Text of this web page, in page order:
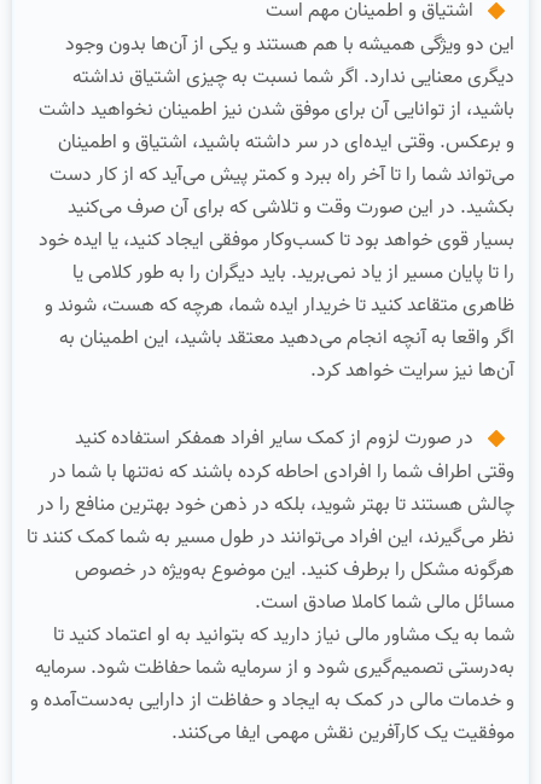
اشتیاق و اطمینان مهم است
این دو ویژگی همیشه با هم هستند و یکی از آن‌ها بدون وجود
دیگری معنایی ندارد. اگر شما نسبت به چیزی اشتیاق نداشته
باشید، از توانایی آن برای موفق شدن نیز اطمینان نخواهید داشت
و برعکس. وقتی ایده‌ای در سر داشته باشید، اشتیاق و اطمینان
می‌تواند شما را تا آخر راه ببرد و کمتر پیش می‌آید که از کار دست
بکشید. در این صورت وقت و تلاشی که برای آن صرف می‌کنید
بسیار قوی خواهد بود تا کسب‌وکار موفقی ایجاد کنید، یا ایده خود
را تا پایان مسیر از یاد نمی‌برید. باید دیگران را به طور کلامی یا
ظاهری متقاعد کنید تا خریدار ایده شما، هرچه که هست، شوند و
اگر واقعا به آنچه انجام می‌دهید معتقد باشید، این اطمینان به
آن‌ها نیز سرایت خواهد کرد.
در صورت لزوم از کمک سایر افراد همفکر استفاده کنید
وقتی اطراف شما را افرادی احاطه کرده باشند که نه‌تنها با شما در
چالش هستند تا بهتر شوید، بلکه در ذهن خود بهترین منافع را در
نظر می‌گیرند، این افراد می‌توانند در طول مسیر به شما کمک کنند تا
هرگونه مشکل را برطرف کنید. این موضوع به‌ویژه در خصوص
مسائل مالی شما کاملا صادق است.
شما به یک مشاور مالی نیاز دارید که بتوانید به او اعتماد کنید تا
به‌درستی تصمیم‌گیری شود و از سرمایه شما حفاظت شود. سرمایه
و خدمات مالی در کمک به ایجاد و حفاظت از دارایی به‌دست‌آمده و
موفقیت یک کارآفرین نقش مهمی ایفا می‌کنند.